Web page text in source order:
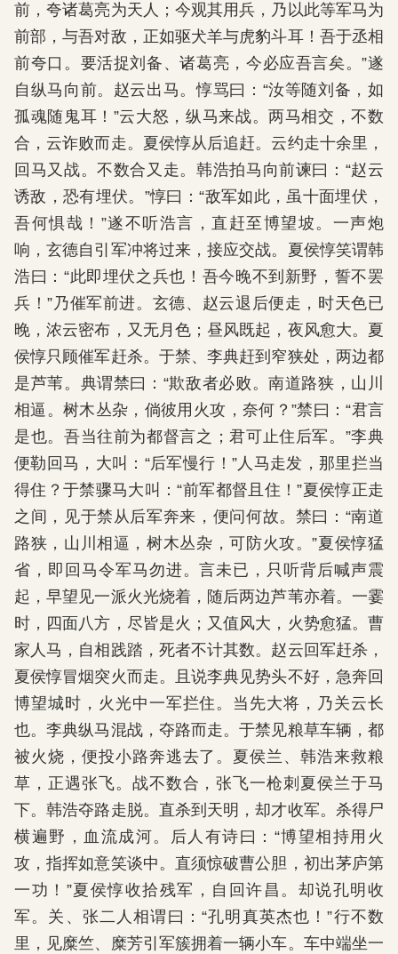
前，夸诸葛亮为天人；今观其用兵，乃以此等军马为
前部，与吾对敌，正如驱犬羊与虎豹斗耳！吾于丞相
前夸口。要活捉刘备、诸葛亮，今必应吾言矣。”遂
自纵马向前。赵云出马。惇骂曰：“汝等随刘备，如
孤魂随鬼耳！”云大怒，纵马来战。两马相交，不数
合，云诈败而走。夏侯惇从后追赶。云约走十余里，
回马又战。不数合又走。韩浩拍马向前谏曰：“赵云
诱敌，恐有埋伏。”惇曰：“敌军如此，虽十面埋伏，
吾何惧哉！”遂不听浩言，直赶至博望坡。一声炮
响，玄德自引军冲将过来，接应交战。夏侯惇笑谓韩
浩曰：“此即埋伏之兵也！吾今晚不到新野，誓不罢
兵！”乃催军前进。玄德、赵云退后便走，时天色已
晚，浓云密布，又无月色；昼风既起，夜风愈大。夏
侯惇只顾催军赶杀。于禁、李典赶到窄狭处，两边都
是芦苇。典谓禁曰：“欺敌者必败。南道路狭，山川
相逼。树木丛杂，倘彼用火攻，奈何？”禁曰：“君言
是也。吾当往前为都督言之；君可止住后军。”李典
便勒回马，大叫：“后军慢行！”人马走发，那里拦当
得住？于禁骤马大叫：“前军都督且住！”夏侯惇正走
之间，见于禁从后军奔来，便问何故。禁曰：“南道
路狭，山川相逼，树木丛杂，可防火攻。”夏侯惇猛
省，即回马令军马勿进。言未已，只听背后喊声震
起，早望见一派火光烧着，随后两边芦苇亦着。一霎
时，四面八方，尽皆是火；又值风大，火势愈猛。曹
家人马，自相践踏，死者不计其数。赵云回军赶杀，
夏侯惇冒烟突火而走。且说李典见势头不好，急奔回
博望城时，火光中一军拦住。当先大将，乃关云长
也。李典纵马混战，夺路而走。于禁见粮草车辆，都
被火烧，便投小路奔逃去了。夏侯兰、韩浩来救粮
草，正遇张飞。战不数合，张飞一枪刺夏侯兰于马
下。韩浩夺路走脱。直杀到天明，却才收军。杀得尸
横遍野，血流成河。后人有诗曰：“博望相持用火
攻，指挥如意笑谈中。直须惊破曹公胆，初出茅庐第
一功！”夏侯惇收拾残军，自回许昌。却说孔明收
军。关、张二人相谓曰：“孔明真英杰也！”行不数
里，见糜竺、糜芳引军簇拥着一辆小车。车中端坐一